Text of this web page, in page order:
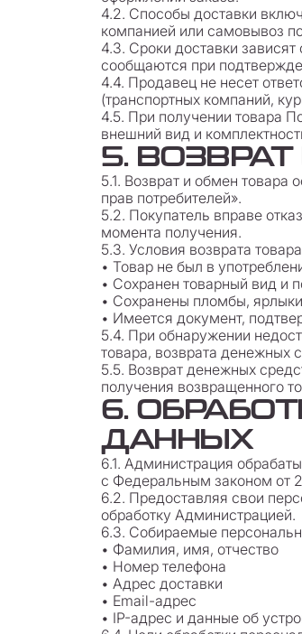
4.2. Способы доставки
компанией или самовывоз
4.3. Сроки доставки
сообщаются при
4.4. Продавец не несет
(транспортных компаний,
4.5. При получении товара
внешний вид и
5.
5.1. Возврат и обмен товара
прав потребителей».
5.2. Покупатель вправе
момента получения.
5.3. Условия возврата
• Товар не был в
• Сохранен товарный вид и
• Сохранены пломбы, ярлыки
• Имеется документ,
5.4. При обнаружении
товара, возврата денежных
5.5. Возврат денежных
получения возвращенного
6.
ДАННЫХ
6.1. Администрация
с Федеральным законом от
6.2. Предоставляя свои
обработку Администрацией.
6.3. Собираемые
• Фамилия, имя, отчество
• Номер телефона
• Адрес доставки
• Email-адрес
• IP-адрес и данные об